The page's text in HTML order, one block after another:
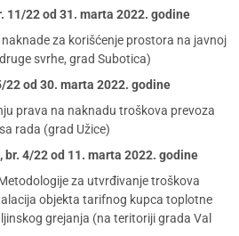
11/22 od 31. marta 2022. godine
za korišćenje prostora na javnoj
svrhe, grad Subotica)
22 od 30. marta 2022. godine
prava na naknadu troškova prevoza
rada (grad Užice)
br. 4/22 od 11. marta 2022. godine
za utvrđivanje troškova
objekta tarifnog kupca toplotne
grejanja (na teritoriji grada Val